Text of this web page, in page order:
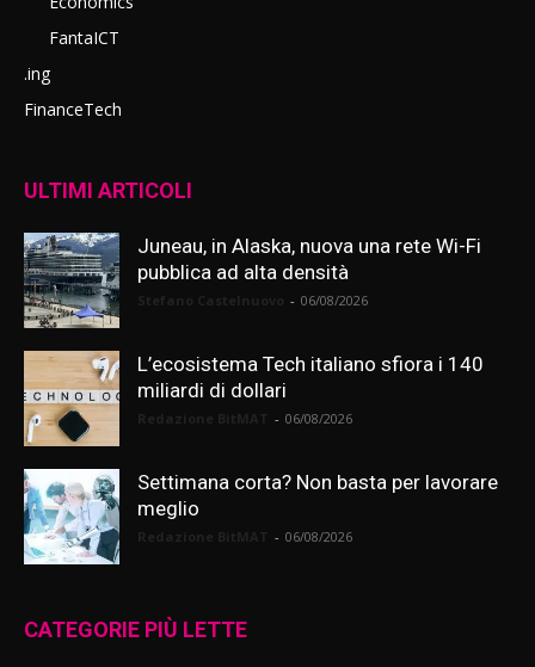
FantaICT
.ing
FinanceTech
ULTIMI ARTICOLI
Juneau, in Alaska, nuova una rete Wi-Fi
pubblica ad alta densità
- 06/08/2026
L’ecosistema Tech italiano sfiora i 140
miliardi di dollari
- 06/08/2026
Settimana corta? Non basta per lavorare
meglio
- 06/08/2026
CATEGORIE PIÙ LETTE